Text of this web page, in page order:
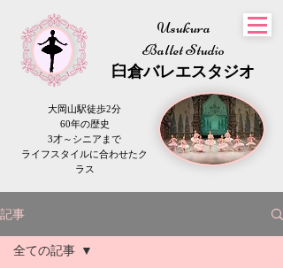
Usukura
Ballet Studio
​臼倉バレエスタジオ
大岡山駅徒歩2分
60年の歴史
3才～シニアまで
​ライフスタイルに合わせたク
ラス
記事
全ての記事